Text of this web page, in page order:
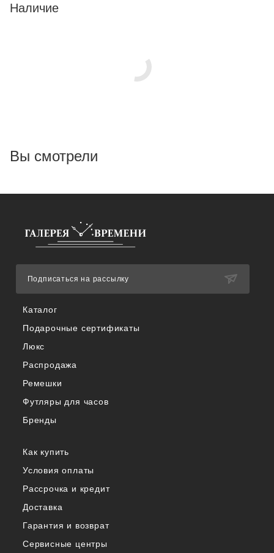
Наличие
Вы смотрели
Каталог
Подарочные сертификаты
Люкс
Распродажа
Ремешки
Футляры для часов
Бренды
Как купить
Условия оплаты
Рассрочка и кредит
Доставка
Гарантия и возврат
Сервисные центры
Подписаться на рассылку